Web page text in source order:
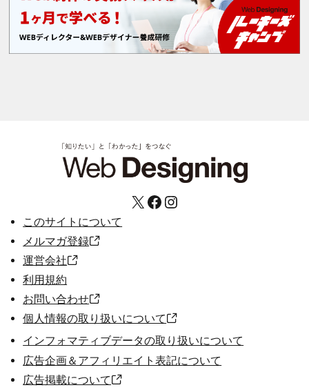
X Facebook Instagram
このサイトについて
メルマガ登録
運営会社
利用規約
お問い合わせ
個人情報の取り扱いについて
インフォマティブデータの取り扱いについて
広告企画＆アフィリエイト表記について
広告掲載について